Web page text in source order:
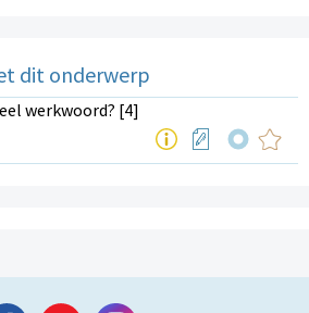
dit onderwerp
werkwoord? [4]